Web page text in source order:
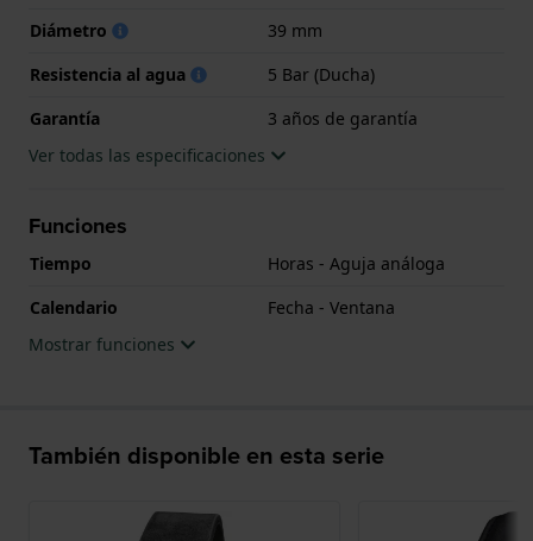
diámetro de 39 mm y cuenta con una correa de piel.
Dentro de la caja se encuentra un mecanismo de LIP
de alta calidad el cual esta protegido por un cristal
Zafiro antirreflectante solitario.
El reloj es resistente al agua hasta 5 ATM. Esto
significa que el reloj es adecuado para la ducha. El
.
Diámetro
39 mm
Resistencia al agua
5 Bar (Ducha)
Garantía
3 años de garantía
Ver todas las especificaciones
Funciones
Tiempo
Horas - Aguja análoga
Calendario
Fecha - Ventana
Mostrar funciones
También disponible en esta serie